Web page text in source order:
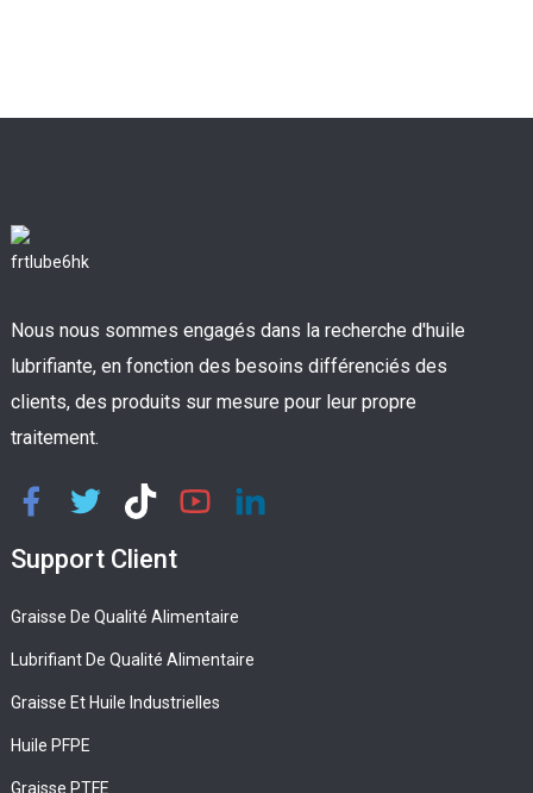
Nous nous sommes engagés dans la recherche d'huile
lubrifiante, en fonction des besoins différenciés des
clients, des produits sur mesure pour leur propre
traitement.
Support Client
Graisse De Qualité Alimentaire
Lubrifiant De Qualité Alimentaire
Graisse Et Huile Industrielles
Huile PFPE
Graisse PTFE